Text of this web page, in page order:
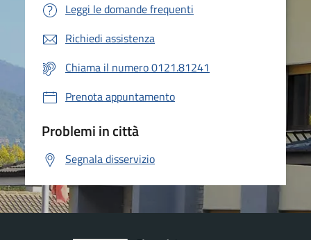
Leggi le domande frequenti
Richiedi assistenza
Chiama il numero 0121.81241
Prenota appuntamento
Problemi in città
Segnala disservizio